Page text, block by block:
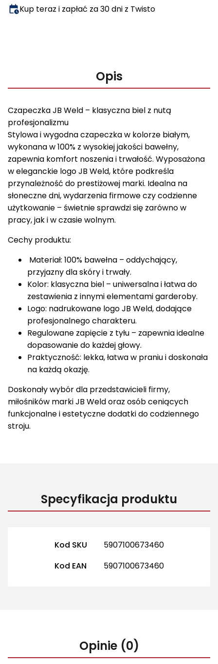
Kup teraz i zapłać za 30 dni z Twisto
Opis
Czapeczka JB Weld – klasyczna biel z nutą
profesjonalizmu
Stylowa i wygodna czapeczka w kolorze białym,
wykonana w 100% z wysokiej jakości bawełny,
zapewnia komfort noszenia i trwałość. Wyposażona
w eleganckie logo JB Weld, które podkreśla
przynależność do prestiżowej marki. Idealna na
słoneczne dni, wydarzenia firmowe czy codzienne
użytkowanie – świetnie sprawdzi się zarówno w
pracy, jak i w czasie wolnym.
Cechy produktu:
Materiał: 100% bawełna – oddychający,
przyjazny dla skóry i trwały.
Kolor: klasyczna biel – uniwersalna i łatwa do
zestawienia z innymi elementami garderoby.
Logo: nadrukowane logo JB Weld, dodające
profesjonalnego charakteru.
Regulowane zapięcie z tyłu – zapewnia idealne
dopasowanie do każdej głowy.
Praktyczność: lekka, łatwa w praniu i doskonała
na każdą okazję.
Doskonały wybór dla przedstawicieli firmy,
miłośników marki JB Weld oraz osób ceniących
funkcjonalne i estetyczne dodatki do codziennego
stroju.
Specyfikacja produktu
Więcej informacji
Kod SKU
5907100673460
Kod EAN
5907100673460
Opinie (0)